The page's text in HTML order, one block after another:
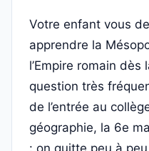
Votre enfant vous
apprendre la
l’Empire romain dès
question très
de l’entrée au
géographie, la 6e
: on quitte peu à